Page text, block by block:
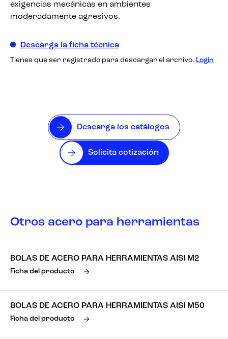
exigencias mecánicas en ambientes
moderadamente agresivos.
Descarga la ficha técnica
Tienes que ser registrado para descargar el archivo. Login
Descarga los catálogos
Solicita cotización
Otros acero para herramientas
BOLAS DE ACERO PARA HERRAMIENTAS AISI M2
Ficha del producto
BOLAS DE ACERO PARA HERRAMIENTAS AISI M50
Ficha del producto